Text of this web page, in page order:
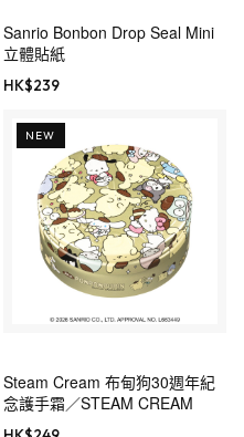
Sanrio Bonbon Drop Seal Mini
立體貼紙
HK$239
NEW
Steam Cream 布甸狗30週年紀
念護手霜／STEAM CREAM